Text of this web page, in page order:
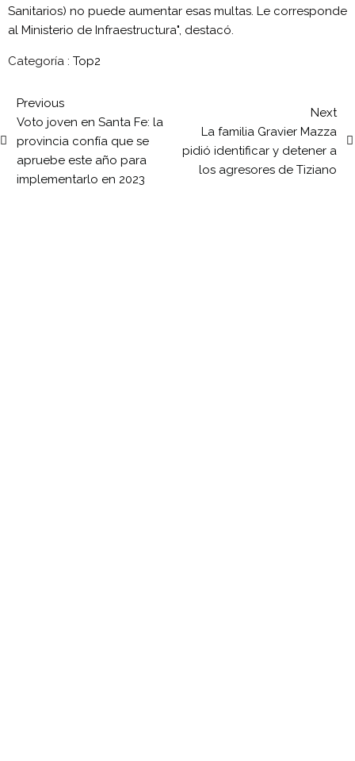
Sanitarios) no puede aumentar esas multas. Le corresponde
al Ministerio de Infraestructura", destacó.
Categoría : Top2
Previous
Voto joven en Santa Fe: la
provincia confía que se
apruebe este año para
implementarlo en 2023
Next
La familia Gravier Mazza
pidió identificar y detener a
los agresores de Tiziano